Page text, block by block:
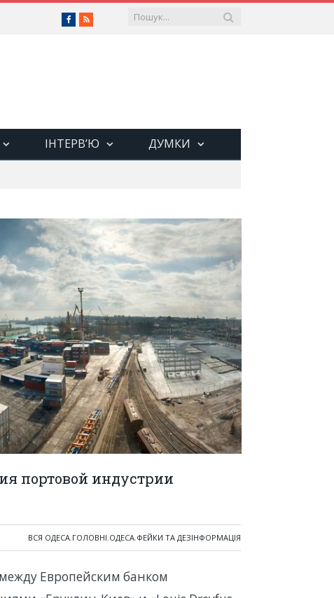
Facebook
RSS
ІНТЕРВ’Ю ДУМКИ
портовой индустрии
ВСЯ ОДЕСА,ГОЛОВНІ,ОДЕСА,ФЕЙКИ ТА ДЕЗІНФОРМАЦІЯ
Европейским банком